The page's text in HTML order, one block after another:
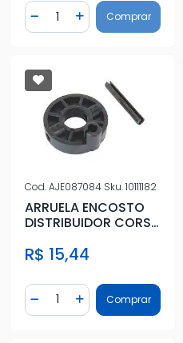
Diminuir Quantidade
Quantidade
Adicionar Quantidade
Comprar
Cod.AJE087084 Sku.10111182
ARRUELA ENCOSTO
DISTRIBUIDOR CORSA
R$ 15,44
Diminuir Quantidade
Quantidade
Adicionar Quantidade
Comprar